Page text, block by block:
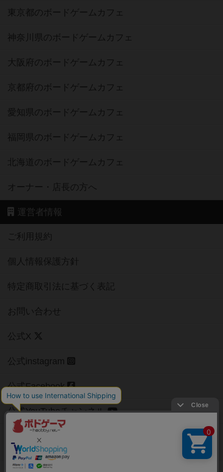
東京都のボードゲームカフェ
神奈川県のボードゲームカフェ
大阪府のボードゲームカフェ
京都府のボードゲームカフェ
愛知県のボードゲームカフェ
福岡県のボードゲームカフェ
北海道のボードゲームカフェ
オーナー・店長の方へ
運営者情報
ご利用規約
個人情報保護方針
特定商取引法に基づく表記
お問い合わせ
公式X
公式instagram
公式Facebook
公式YouTubeチャンネル